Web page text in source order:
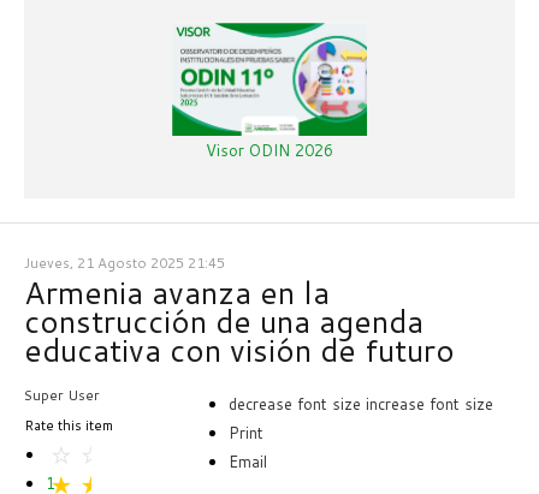
Visor ODIN 2026
Jueves, 21 Agosto 2025 21:45
Armenia avanza en la
construcción de una agenda
educativa con visión de futuro
Super User decrease font size increase font size
Print
Email
Rate this item
1